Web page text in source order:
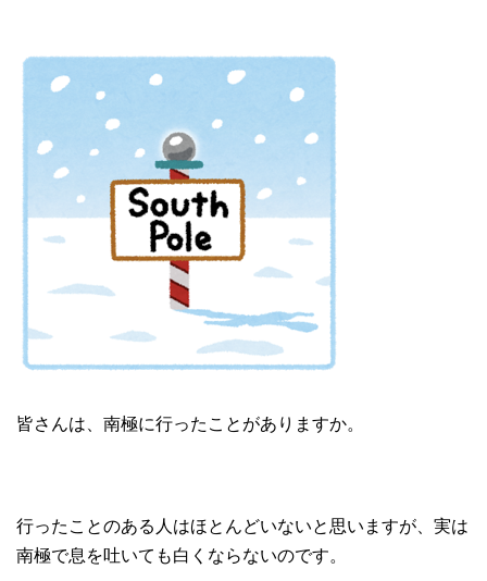
皆さんは、南極に行ったことがありますか。
行ったことのある人はほとんどいないと思いますが、実は
南極で息を吐いても白くならないのです。